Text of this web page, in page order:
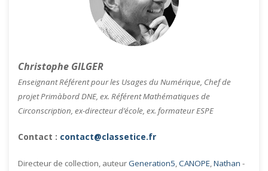
Christophe GILGER
Enseignant Référent pour les Usages du Numérique, Chef de
projet Primàbord DNE, ex. Référent Mathématiques de
Circonscription, ex-directeur d’école, ex. formateur ESPE
Contact : contact@classetice.fr
Directeur de collection, auteurGeneration5,CANOPE,Nathan -